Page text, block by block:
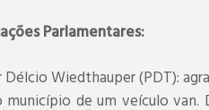
Parlamentares:
Wiedthauper (PDT):
município de um veículo